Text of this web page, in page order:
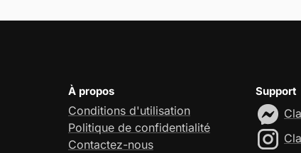
À propos
Conditions d'utilisation
Politique de confidentialité
Contactez-nous
Support